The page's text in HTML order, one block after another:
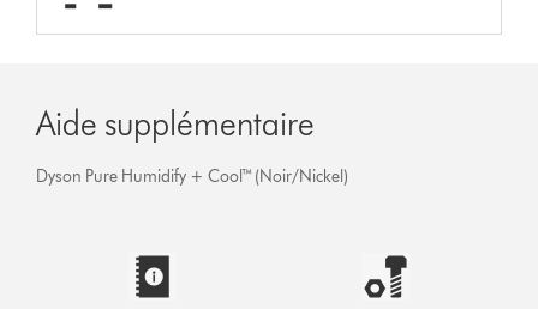
Aide supplémentaire
Dyson Pure Humidify + Cool™ (Noir/Nickel)